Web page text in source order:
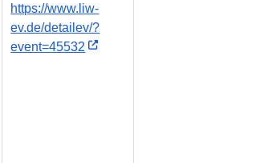
https://www.liw-
ev.de/detailev/?
event=45532